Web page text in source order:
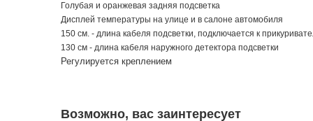
Голубая и оранжевая задняя подсветка
Дисплей температуры на улице и в салоне автомобиля
150 см. - длина кабеля подсветки, подключается к
130 см - длина кабеля наружного детектора подсветки
Регулируется креплением
Возможно, вас заинтересует